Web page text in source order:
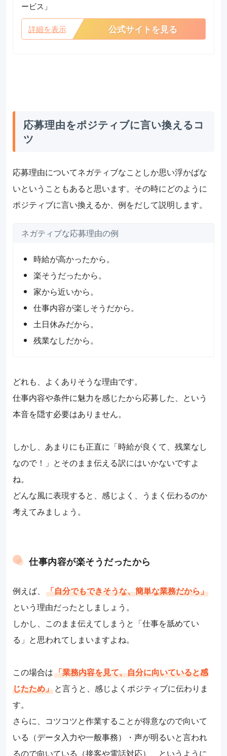
ービス」
詳細を表示 公式サイトを見る
応募理由をポジティブに言い換えるコ
ツ
応募理由についてネガティブなことしか思い浮かばな
いということもあると思います。その時にどのように
ポジティブに言い換えるか、例をだして説明します。
ネガティブな応募理由の例
時給が高かったから。
楽そうだったから。
家から近いから。
仕事内容が楽しそうだから。
土日休みだから。
残業なしだから。
どれも、よくありそうな理由です。
仕事内容や条件に魅力を感じたから応募した、という
本音を隠す必要はありません。
しかし、あまりにも正直に「時給が良くて、残業なし
なので！」とそのまま伝える訳にはいかないですよ
ね。
どんな風に表現すると、感じよく、うまく伝わるのか
考えてみましょう。
仕事内容が楽そうだったから
例えば、 「自分でもできそうな、簡単な業務だから」
という理由だったとしましょう。
しかし、このまま伝えてしまうと「仕事を舐めてい
る」と思われてしまいますよね。
この場合は「業務内容を見て、自分に向いていると感
じたため」と言うと、感じよくポジティブに伝わりま
す。
さらに、コツコツと作業することが得意なので向いて
いる（データ入力や一般事務）・声が明るいと言われ
るので向いている（接客や電話対応）、というように